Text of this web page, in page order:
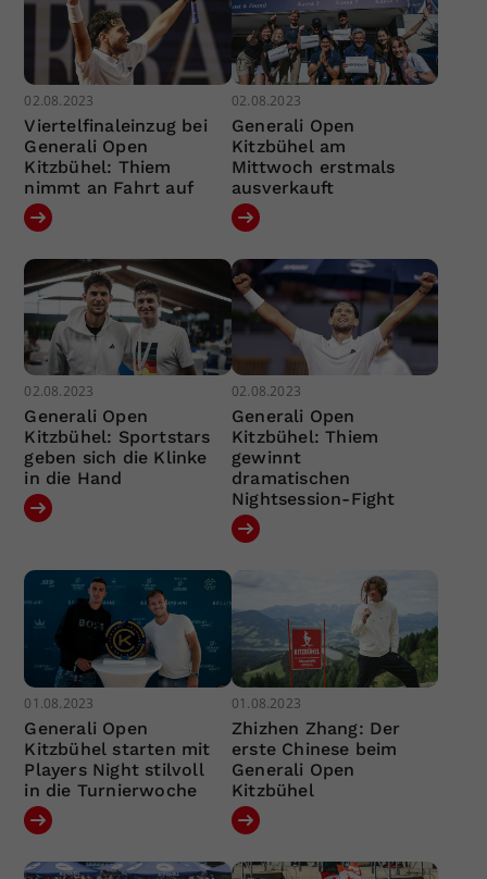
02.08.2023
Viertelfinaleinzug bei
Generali Open
Kitzbühel: Thiem
nimmt an Fahrt auf
02.08.2023
Generali Open
Kitzbühel am
Mittwoch erstmals
ausverkauft
02.08.2023
Generali Open
Kitzbühel: Sportstars
geben sich die Klinke
in die Hand
02.08.2023
Generali Open
Kitzbühel: Thiem
gewinnt
dramatischen
Nightsession-Fight
01.08.2023
Generali Open
Kitzbühel starten mit
Players Night stilvoll
in die Turnierwoche
01.08.2023
Zhizhen Zhang: Der
erste Chinese beim
Generali Open
Kitzbühel